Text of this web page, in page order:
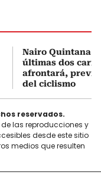
Nairo Quintana
últimas dos
afrontará, previo
del ciclismo
reservados.
de las reproducciones y
desde este sitio
medios que resulten